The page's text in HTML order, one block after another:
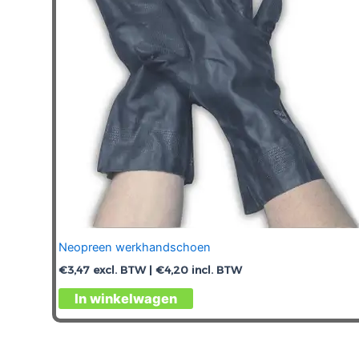
Neopreen werkhandschoen
€3,47 excl. BTW | €4,20 incl. BTW
In winkelwagen
Dit
product